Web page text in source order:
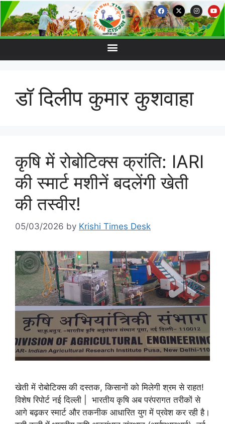
डॉ दिलीप कुमार कुशवाहा
कृषि में रोबोटिक्स क्रांति: IARI
की स्मार्ट मशीनें बदलेंगी खेती
की तस्वीर!
05/03/2026 by Krishi Times Desk
खेती में रोबोटिक्स की दस्तक, किसानों को मिलेगी श्रम से राहत!
विशेष रिपोर्ट नई दिल्ली | भारतीय कृषि अब परंपरागत तरीकों से
आगे बढ़कर स्मार्ट और तकनीक आधारित युग में प्रवेश कर रही है।